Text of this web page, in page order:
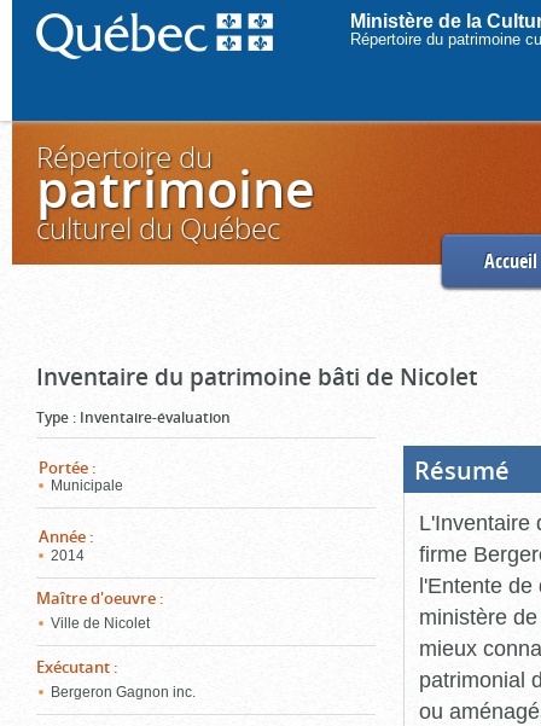
Ministère de la
Répertoire du patrimoine
Répertoire du
patrimoine
culturel du Québec
Accueil
Inventaire du patrimoine bâti de Nicolet
Type : Inventaire-évaluation
Portée :
Municipale
Année :
2014
Maître d'oeuvre :
Ville de Nicolet
Exécutant :
Bergeron Gagnon inc.
Résumé
L'Inventaire
firme
l'Entente de
ministère
mieux
patrimonial
ou